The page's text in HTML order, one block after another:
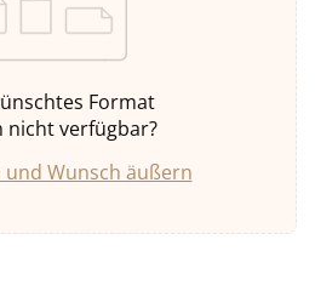
Format
nicht verfügbar?
und Wunsch äußern